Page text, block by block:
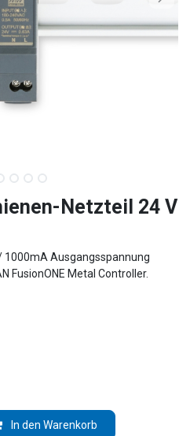
Netzteil 24 V
1000mA Ausgangsspannung
FusionONE Metal Controller.
In den Warenkorb